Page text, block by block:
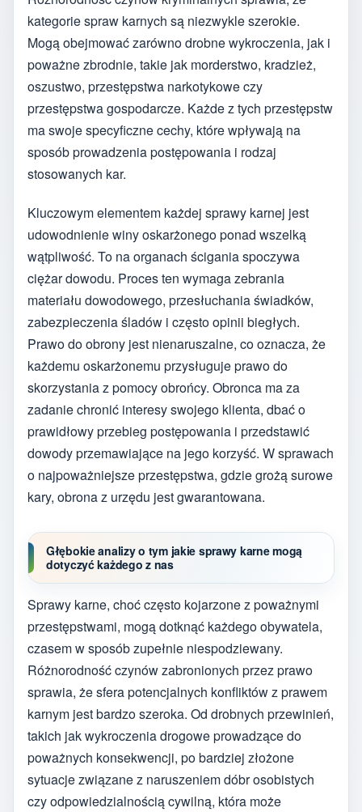
kategorie spraw karnych są niezwykle szerokie.
Mogą obejmować zarówno drobne wykroczenia, jak i
poważne zbrodnie, takie jak morderstwo, kradzież,
oszustwo, przestępstwa narkotykowe czy
przestępstwa gospodarcze. Każde z tych przestępstw
ma swoje specyficzne cechy, które wpływają na
sposób prowadzenia postępowania i rodzaj
stosowanych kar.
Kluczowym elementem każdej sprawy karnej jest
udowodnienie winy oskarżonego ponad wszelką
wątpliwość. To na organach ścigania spoczywa
ciężar dowodu. Proces ten wymaga zebrania
materiału dowodowego, przesłuchania świadków,
zabezpieczenia śladów i często opinii biegłych.
Prawo do obrony jest nienaruszalne, co oznacza, że
każdemu oskarżonemu przysługuje prawo do
skorzystania z pomocy obrońcy. Obronca ma za
zadanie chronić interesy swojego klienta, dbać o
prawidłowy przebieg postępowania i przedstawić
dowody przemawiające na jego korzyść. W sprawach
o najpoważniejsze przestępstwa, gdzie grożą surowe
kary, obrona z urzędu jest gwarantowana.
Głębokie analizy o tym jakie sprawy karne mogą
dotyczyć każdego z nas
Sprawy karne, choć często kojarzone z poważnymi
przestępstwami, mogą dotknąć każdego obywatela,
czasem w sposób zupełnie niespodziewany.
Różnorodność czynów zabronionych przez prawo
sprawia, że sfera potencjalnych konfliktów z prawem
karnym jest bardzo szeroka. Od drobnych przewinień,
takich jak wykroczenia drogowe prowadzące do
poważnych konsekwencji, po bardziej złożone
sytuacje związane z naruszeniem dóbr osobistych
czy odpowiedzialnością cywilną, która może